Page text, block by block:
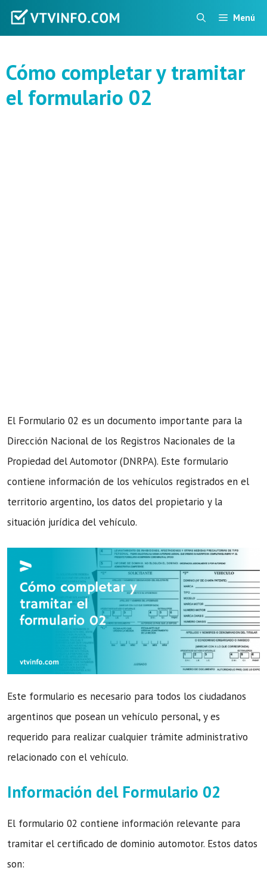
Saltar
Menú
Cómo completar y tramitar
el formulario 02
El Formulario 02 es un documento importante para la
Dirección Nacional de los Registros Nacionales de la
Propiedad del Automotor (DNRPA). Este formulario
contiene información de los vehículos registrados en el
territorio argentino, los datos del propietario y la
situación jurídica del vehículo.
Este formulario es necesario para todos los ciudadanos
argentinos que posean un vehículo personal, y es
requerido para realizar cualquier trámite administrativo
relacionado con el vehículo.
Información del Formulario 02
El formulario 02 contiene información relevante para
tramitar el certificado de dominio automotor. Estos datos
son: